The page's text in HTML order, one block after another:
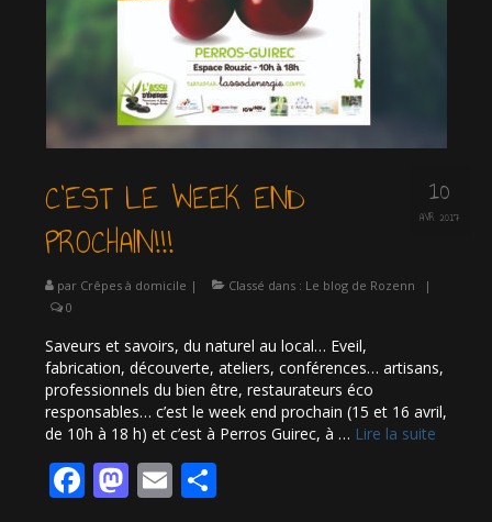
10
AVR 2017
C’EST LE WEEK END
PROCHAIN!!!
par Crêpes à domicile | Classé dans : Le blog de Rozenn
|
0
Saveurs et savoirs, du naturel au local… Eveil,
fabrication, découverte, ateliers, conférences… artisans,
professionnels du bien être, restaurateurs éco
responsables… c’est le week end prochain (15 et 16 avril,
de 10h à 18 h) et c’est à Perros Guirec, à … Lire la suite­­
Facebook
Mastodon
Email